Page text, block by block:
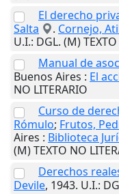
El derecho
Salta
. Cornejo,
U.I.: DGL. (M)
Manual de
Buenos Aires : El
NO LITERARIO
Curso de
Rómulo; Frutos,
Aires : Biblioteca
(M) TEXTO NO
Derechos
Devile, 1943. U.I.: